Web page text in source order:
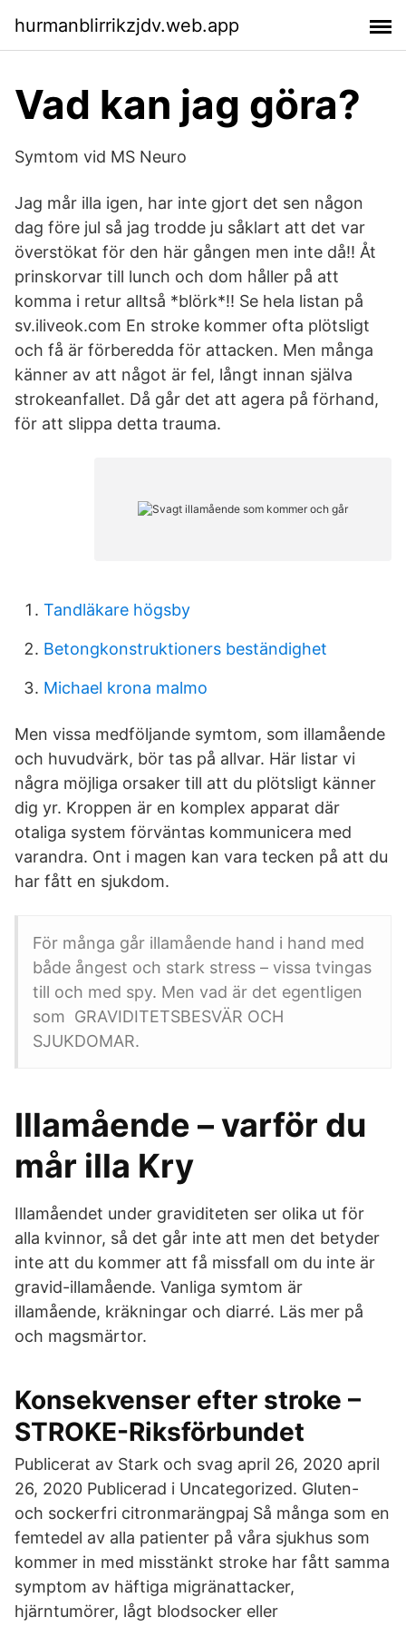
hurmanblirrikzjdv.web.app
Vad kan jag göra?
Symtom vid MS Neuro
Jag mår illa igen, har inte gjort det sen någon
dag före jul så jag trodde ju såklart att det var
överstökat för den här gången men inte då!! Åt
prinskorvar till lunch och dom håller på att
komma i retur alltså *blörk*!! Se hela listan på
sv.iliveok.com En stroke kommer ofta plötsligt
och få är förberedda för attacken. Men många
känner av att något är fel, långt innan själva
strokeanfallet. Då går det att agera på förhand,
för att slippa detta trauma.
Tandläkare högsby
Betongkonstruktioners beständighet
Michael krona malmo
Men vissa medföljande symtom, som illamående
och huvudvärk, bör tas på allvar. Här listar vi
några möjliga orsaker till att du plötsligt känner
dig yr. Kroppen är en komplex apparat där
otaliga system förväntas kommunicera med
varandra. Ont i magen kan vara tecken på att du
har fått en sjukdom.
För många går illamående hand i hand med
både ångest och stark stress – vissa tvingas
till och med spy. Men vad är det egentligen
som GRAVIDITETSBESVÄR OCH
SJUKDOMAR.
Illamående – varför du
mår illa Kry
Illamåendet under graviditeten ser olika ut för
alla kvinnor, så det går inte att men det betyder
inte att du kommer att få missfall om du inte är
gravid-illamående. Vanliga symtom är
illamående, kräkningar och diarré. Läs mer på
och magsmärtor.
Konsekvenser efter stroke –
STROKE-Riksförbundet
Publicerat av Stark och svag april 26, 2020 april
26, 2020 Publicerad i Uncategorized. Gluten-
och sockerfri citronmarängpaj Så många som en
femtedel av alla patienter på våra sjukhus som
kommer in med misstänkt stroke har fått samma
symptom av häftiga migränattacker,
hjärntumörer, lågt blodsocker eller